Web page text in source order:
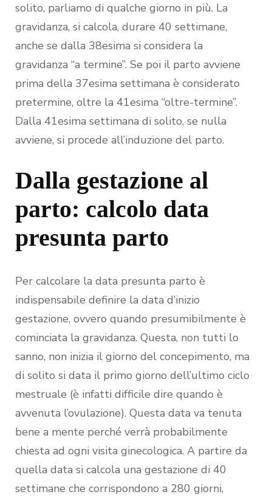
solito, parliamo di qualche giorno in più. La
gravidanza, si calcola, durare 40 settimane,
anche se dalla 38esima si considera la
gravidanza “a termine”. Se poi il parto avviene
prima della 37esima settimana è considerato
pretermine, oltre la 41esima “oltre-termine”.
Dalla 41esima settimana di solito, se nulla
avviene, si procede all’induzione del parto.
Dalla gestazione al
parto: calcolo data
presunta parto
Per calcolare la data presunta parto è
indispensabile definire la data d’inizio
gestazione, ovvero quando presumibilmente è
cominciata la gravidanza. Questa, non tutti lo
sanno, non inizia il giorno del concepimento, ma
di solito si data il primo giorno dell’ultimo ciclo
mestruale (è infatti difficile dire quando è
avvenuta l’ovulazione). Questa data va tenuta
bene a mente perché verrà probabilmente
chiesta ad ogni visita ginecologica. A partire da
quella data si calcola una gestazione di 40
settimane che corrispondono a 280 giorni,